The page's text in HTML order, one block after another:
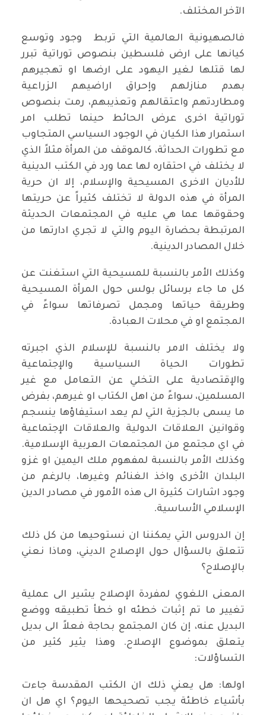
الآخر المختلف.
فالصهيونية العالمية التي تربط وجود وتوسع
كيانها على ارض فلسطين بنصوص توراتية تبرر
لها قتلها لغير اليهود على ارضها او تهجيرهم
بهدم منازلهم وإحراق اراضيهم الزراعية
ومطاردتهم واعتقالهم وتعذيبهم، رمت بنصوص
توراتية اخرى عرض الحائط حينما تطلب امر
استمرار هذا الكيان في الوجود السياسي المتجاوب
مع تطورات الحداثة، كالموقف من المرأة مثلاً الذي
لا يختلف في احتقاره لها عما ورد في الكتب الدينية
للأديان الاخرى المسيحية والإسلام، إلا ان حرية
المرأة في هذه الدولة لا تختلف كثيراً عن حريتها
وحقوقها عما هي عليه في المجتمعات الحديثة
المرتبطة بحضارة اليوم والتي لا تجري ادارتها من
خلال المصادر الدينية.
وكذلك الأمر بالنسبة للمسيحية التي استغنت عن
كل ما جاء برسائل بولس حول المرأة المسيحية
وطريقة حياتها ومجمل تصرفاتها سواءً في
المجتمع او في محلات العبادة.
ولا يختلف الامر بالنسبة للإسلام الذي اجبرته
تطورات الحياة السياسية والإجتماعية
والإقتصادية على التخلي عن التعامل مع غير
المسلمين، سواءً من اهل الكتاب او غيرهم، بفرض
ما يسمى بالجزية التي لم يعد استيفاؤها ينسجم
وقوانين العلاقات الدولية والعلاقات الإجتماعية
في اي مجتمع من المجتمعات العربية الإسلامية.
وكذلك الأمر بالنسبة لمفهوم ملك اليمين او غزو
البلدان الأخرى واخذ الغنائم وغيرها، بالرغم من
وجود اشارات كثيرة الى هذه الأمور في مصادر الدين
الإسلامي الأساسية.
إن الدروس التي يمكننا ان نستوحيها من كل ذلك
تتعلق بالسؤال حول الإصلاح الديني، وماذا نعني
بالإصلاح؟
المعنى اللغوي لمفردة الإصلاح يشير الى عملية
تغيير ما تم إثبات خطئه او خطأ تطبيقه ووضع
البديل عنه، إن كان المجتمع بحاجة فعلاً الى بديل
يتعلق بموضوع الإصلاح. وهذا يثير كثير من
التساؤلات:
اولها: هل يعني ذلك ان الكتب المقدسة جاءت
بأشياء خاطئة يجب تصحيحها اليوم؟ اي هل ان